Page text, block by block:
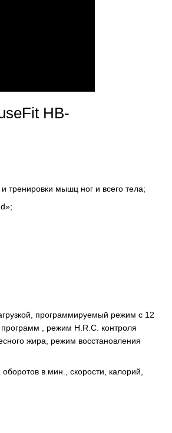
HB-
тренировки мышц ног и всего тела;
программируемый режим с 12
, режим H.R.C. контроля
жира, режим восстановления
в мин., скорости, калорий,